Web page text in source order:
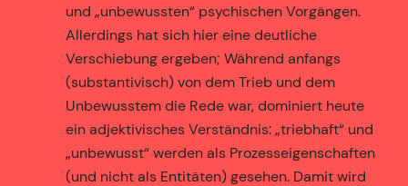
und „unbewussten“ psychischen Vorgängen.
Allerdings hat sich hier eine deutliche
Verschiebung ergeben; Während anfangs
(substantivisch) von dem Trieb und dem
Unbewusstem die Rede war, dominiert heute
ein adjektivisches Verständnis: „triebhaft“ und
„unbewusst“ werden als Prozesseigenschaften
(und nicht als Entitäten) gesehen. Damit wird